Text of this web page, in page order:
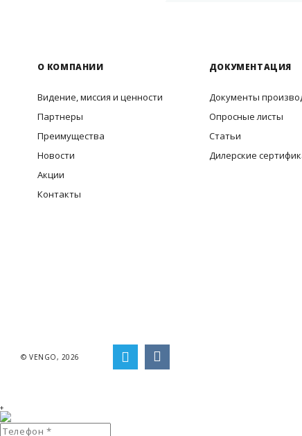
© VENGO, 2026
О КОМПАНИИ
Видение, миссия и ценности
Партнеры
Преимущества
Новости
Акции
Контакты
ДОКУМЕНТАЦИЯ
Документы
Опросные листы
Статьи
Дилерские
+